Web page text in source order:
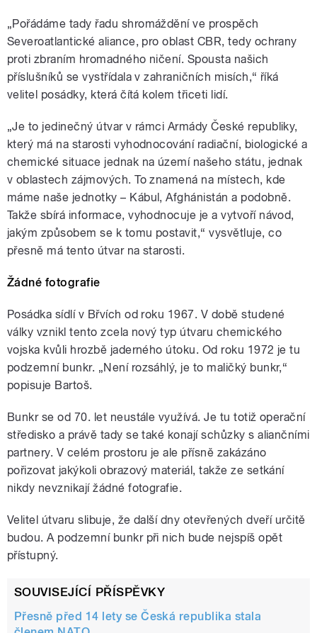
„Pořádáme tady řadu shromáždění ve prospěch
Severoatlantické aliance, pro oblast CBR, tedy ochrany
proti zbraním hromadného ničení. Spousta našich
příslušníků se vystřídala v zahraničních misích,“ říká
velitel posádky, která čítá kolem třiceti lidí.
„Je to jedinečný útvar v rámci Armády České republiky,
který má na starosti vyhodnocování radiační, biologické a
chemické situace jednak na území našeho státu, jednak
v oblastech zájmových. To znamená na místech, kde
máme naše jednotky – Kábul, Afghánistán a podobně.
Takže sbírá informace, vyhodnocuje je a vytvoří návod,
jakým způsobem se k tomu postavit,“ vysvětluje, co
přesně má tento útvar na starosti.
Žádné fotografie
Posádka sídlí v Břvích od roku 1967. V době studené
války vznikl tento zcela nový typ útvaru chemického
vojska kvůli hrozbě jaderného útoku. Od roku 1972 je tu
podzemní bunkr. „Není rozsáhlý, je to maličký bunkr,“
popisuje Bartoš.
Bunkr se od 70. let neustále využívá. Je tu totiž operační
středisko a právě tady se také konají schůzky s aliančními
partnery. V celém prostoru je ale přísně zakázáno
pořizovat jakýkoli obrazový materiál, takže ze setkání
nikdy nevznikají žádné fotografie.
Velitel útvaru slibuje, že další dny otevřených dveří určitě
budou. A podzemní bunkr při nich bude nejspíš opět
přístupný.
SOUVISEJÍCÍ PŘÍSPĚVKY
Přesně před 14 lety se Česká republika stala